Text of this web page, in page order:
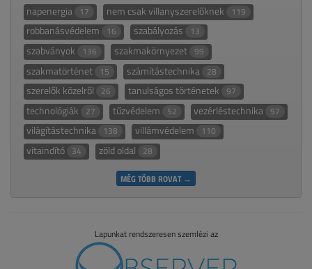
napenergia 17 nem csak villanyszerelőknek 119
robbanásvédelem 16 szabályozás 13
szabványok 136 szakmakörnyezet 99
szakmatörténet 15 számítástechnika 28
szerelők közelről 26 tanulságos történetek 97
technológiák 27 tűzvédelem 52 vezérléstechnika 97
világítástechnika 138 villámvédelem 110
vitaindító 34 zöld oldal 28
MÉG TÖBB ROVAT →
Lapunkat rendszeresen szemlézi az